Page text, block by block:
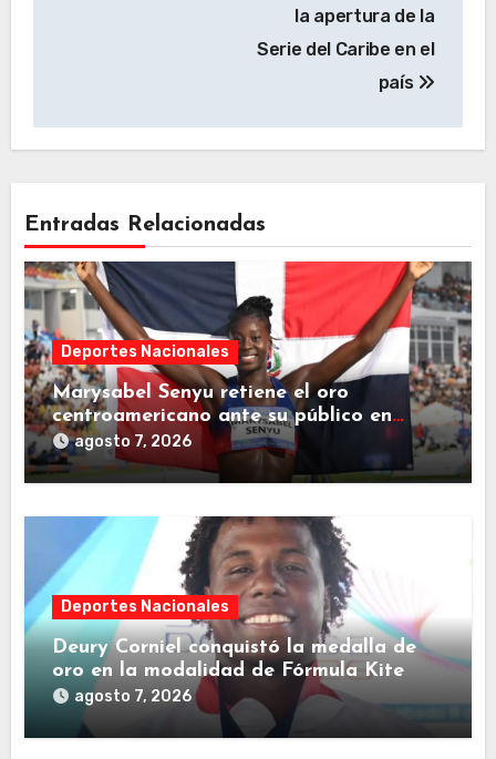
la apertura de la
Serie del Caribe en el
país
Entradas Relacionadas
Deportes Nacionales
Marysabel Senyu retiene el oro
centroamericano ante su público en
Juegos SD2026
agosto 7, 2026
Deportes Nacionales
Deury Corniel conquistó la medalla de
oro en la modalidad de Fórmula Kite
agosto 7, 2026